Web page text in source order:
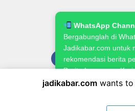
Pedoman Media Siber Kode
jadikabar.com wants
WhatsApp
Bergabunglah di
Jadikabar.com untuk
rekomendasi berita
Berita Lowongan
pemerintahan,